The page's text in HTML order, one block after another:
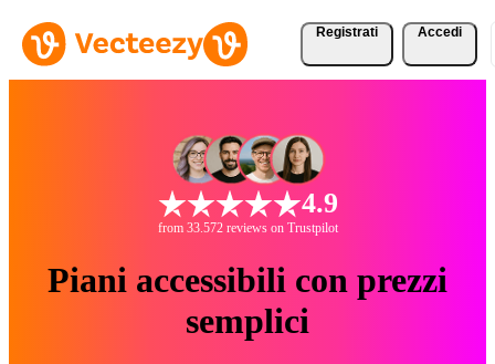
Registrati Accedi
4.9
from 33.572 reviews on Trustpilot
Piani accessibili con prezzi
semplici